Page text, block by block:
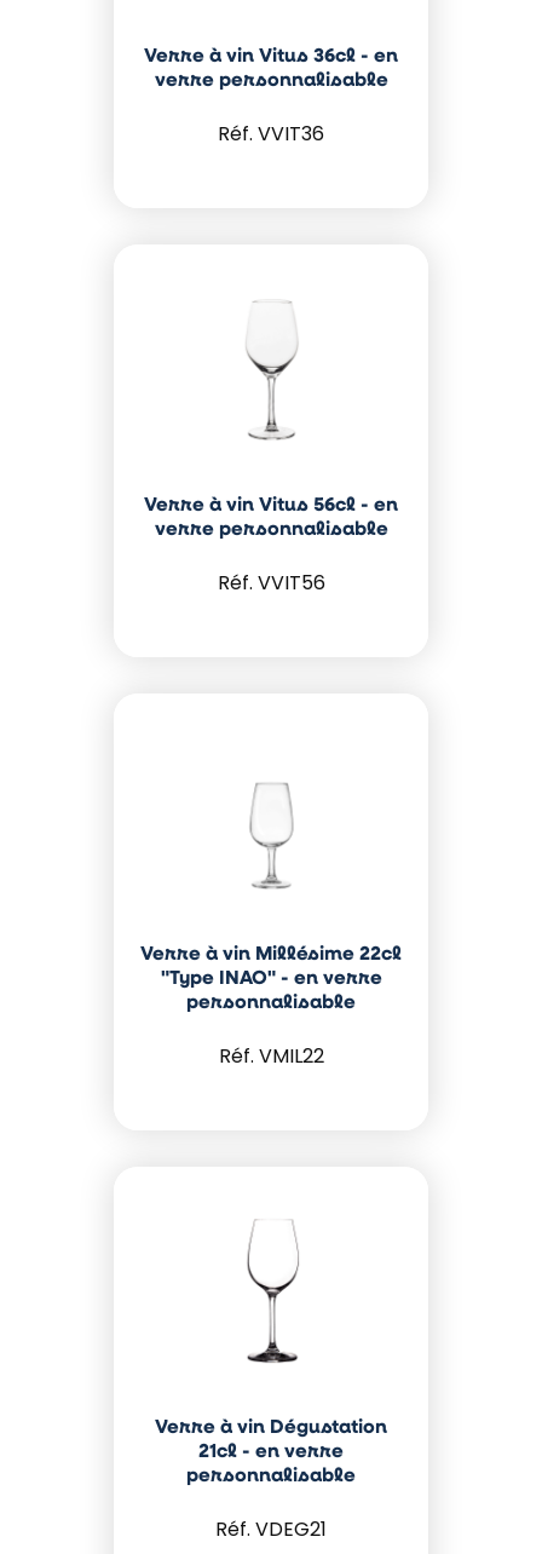
Verre à vin Vitus 36cl - en
verre personnalisable
VVIT36
Verre à vin Vitus 56cl - en
verre personnalisable
VVIT56
Verre à vin Millésime 22cl
"Type INAO" - en verre
personnalisable
VMIL22
Verre à vin Dégustation
21cl - en verre
personnalisable
VDEG21